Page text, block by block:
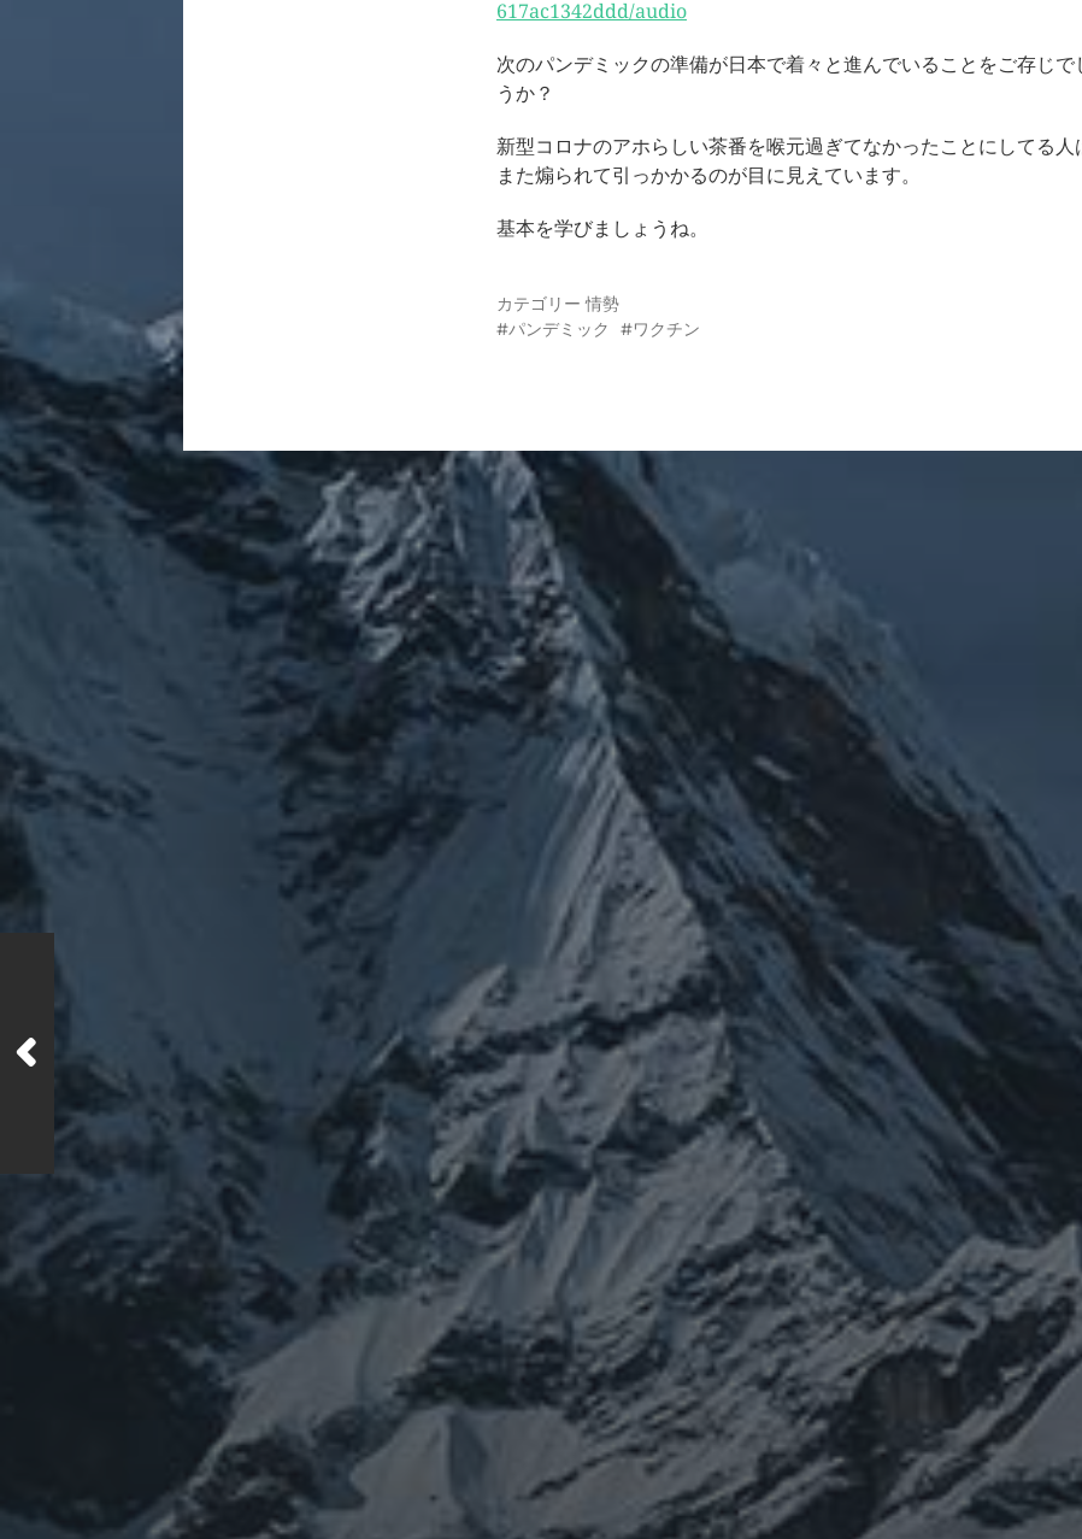
617ac1342ddd/audio
次のパンデミックの準備が日本で着々と進んでいることをご存じで
うか？
新型コロナのアホらしい茶番を喉元過ぎてなかったことにしてる人
また煽られて引っかかるのが目に見えています。
基本を学びましょうね。
カテゴリー情勢
パンデミック
ワクチン
カテゴリー
お山 ぼやき日記 イベント告知 ウクライナ グルメ チェルノブイリ ネパール メルマガ
世界史
信仰 修行 修行日記健康 医原病 大和魂 宇宙とつながる 山伏日記心
祈り 祓い 神仏 神仙道 福島科学(サイエンス) 経済 経絡経穴 被災地 身体は
タグ
COVID-19 featurednCoV SARS-coV-2 ウクライナ エネルギー代謝 コロ
ユダヤ ワクチン 修行 健康 免疫 出羽三山 南相馬 宇宙 寒行 山と法螺貝 山岳信仰 御嶽山 感染
ルス
施術 東日本大震災 東洋医学 珍型コロナ 祓い 神社 禊 福島 経済 蜂子皇子 選挙 陰陽五行
PROFIEL